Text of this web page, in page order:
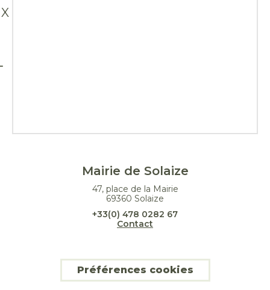
X
Mairie de Solaize
47, place de la Mairie
69360 Solaize
+33(0) 478 0282 67
Contact
Préférences cookies